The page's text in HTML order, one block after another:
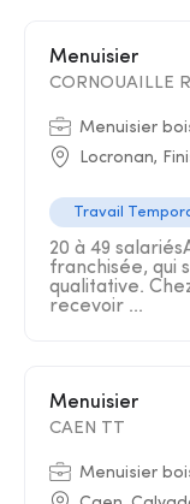
Menuisier
CORNOUAILLE
Menuisier
Locronan,
Travail
20 à 49
franchisée, qui
qualitative.
recevoir ...
Menuisier
CAEN TT
Menuisier